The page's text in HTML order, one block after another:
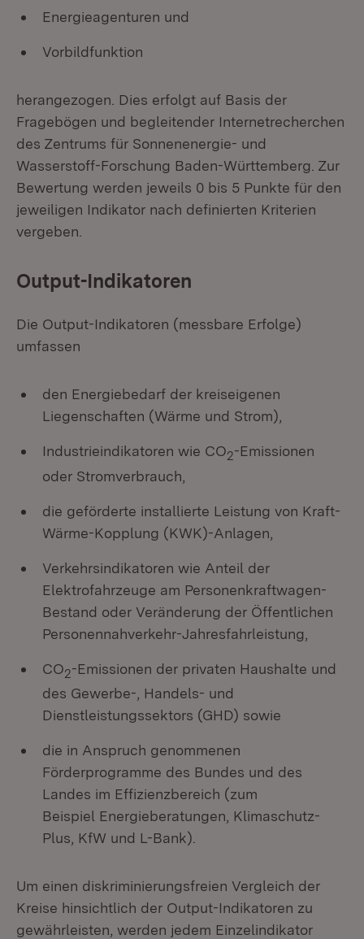
Energieagenturen und
Vorbildfunktion
herangezogen. Dies erfolgt auf Basis der
Fragebögen und begleitender Internetrecherchen
des Zentrums für Sonnenenergie- und
Wasserstoff-Forschung Baden-Württemberg. Zur
Bewertung werden jeweils 0 bis 5 Punkte für den
jeweiligen Indikator nach definierten Kriterien
vergeben.
Output-Indikatoren
Die Output-Indikatoren (messbare Erfolge)
umfassen
den Energiebedarf der kreiseigenen
Liegenschaften (Wärme und Strom),
Industrieindikatoren wie CO2-Emissionen
oder Stromverbrauch,
die geförderte installierte Leistung von Kraft-
Wärme-Kopplung (KWK)-Anlagen,
Verkehrsindikatoren wie Anteil der
Elektrofahrzeuge am Personenkraftwagen-
Bestand oder Veränderung der Öffentlichen
Personennahverkehr-Jahresfahrleistung,
CO2-Emissionen der privaten Haushalte und
des Gewerbe-, Handels- und
Dienstleistungssektors (GHD) sowie
die in Anspruch genommenen
Förderprogramme des Bundes und des
Landes im Effizienzbereich (zum
Beispiel Energieberatungen, Klimaschutz-
Plus, KfW und L-Bank).
Um einen diskriminierungsfreien Vergleich der
Kreise hinsichtlich der Output-Indikatoren zu
gewährleisten, werden jedem Einzelindikator